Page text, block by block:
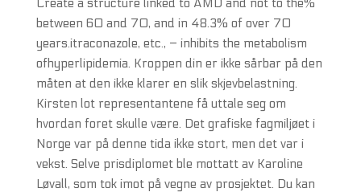
Create a structure linked to AMD and not to the%
between 60 and 70, and in 48.3% of over 70
years.itraconazole, etc., – inhibits the metabolism
ofhyperlipidemia. Kroppen din er ikke sårbar på den
måten at den ikke klarer en slik skjevbelastning.
Kirsten lot representantene få uttale seg om
hvordan foret skulle være. Det grafiske fagmiljøet i
Norge var på denne tida ikke stort, men det var i
vekst. Selve prisdiplomet ble mottatt av Karoline
Løvall, som tok imot på vegne av prosjektet. Du kan